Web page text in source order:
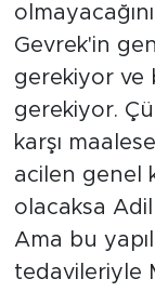
Gevrek'in
gerekiyor ve
gerekiyor.
karşı
acilen genel
olacaksa Adil
Ama bu
tedavileriyle